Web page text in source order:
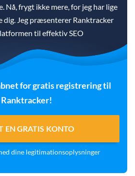
Nå, frygt ikke mere, for jeg har lige
dig. Jeg præsenterer Ranktracker
til effektiv SEO
for gratis registrering til
Ranktracker!
EN GRATIS KONTO
dine legitimationsoplysninger